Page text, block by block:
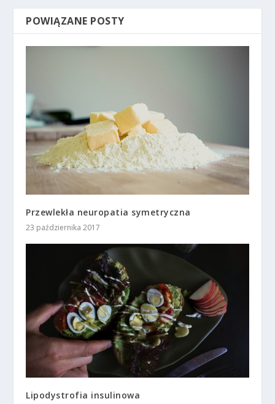
POWIĄZANE POSTY
Przewlekła neuropatia symetryczna
23 października 2017
Lipodystrofia insulinowa